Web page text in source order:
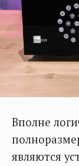
Вполне
являются